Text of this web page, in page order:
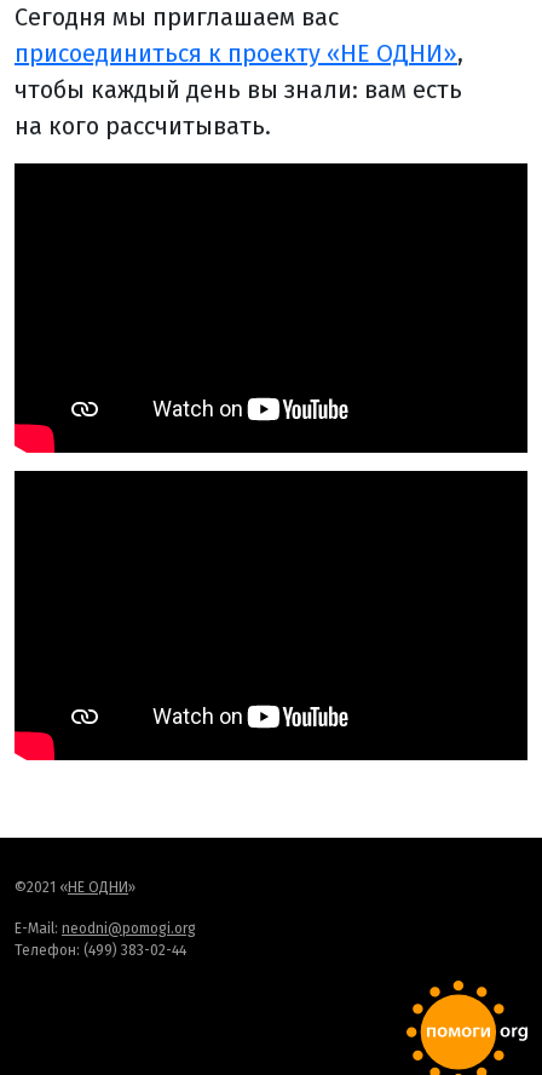
Сегодня мы приглашаем вас
присоединиться к проекту «НЕ ОДНИ»,
чтобы каждый день вы знали: вам есть
на кого рассчитывать.
©2021 «НЕ ОДНИ»
E-Mail: neodni@pomogi.org
Телефон: (499) 383-02-44